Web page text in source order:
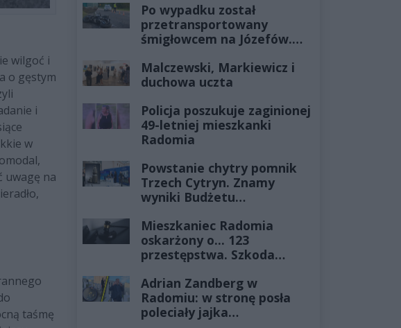
wilgoć i
o gęstym
i
w
uwagę na
taśmę
Po wypadku został
przetransportowany
śmigłowcem na Józefów.
żyłach
Malczewski, Markiewicz i
duchowa uczta
Policja poszukuje zaginionej
49-letniej mieszkanki
Radomia
Powstanie chytry pomnik
Trzech Cytryn. Znamy
wyniki Budżetu
Mieszkaniec Radomia
oskarżony o... 123
przestępstwa. Szkoda
złotych
Adrian Zandberg w
Radomiu: w stronę posła
poleciały jajka…